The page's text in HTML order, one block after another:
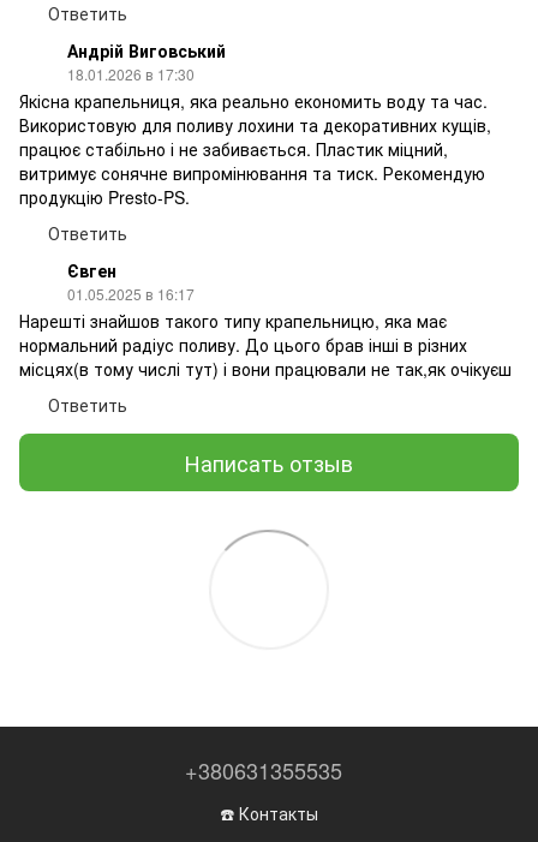
Ответить
Андрій Виговський
18.01.2026 в 17:30
Якісна крапельниця, яка реально економить воду та час.
Використовую для поливу лохини та декоративних кущів,
працює стабільно і не забивається. Пластик міцний,
витримує сонячне випромінювання та тиск. Рекомендую
продукцію Presto-PS.
Ответить
Євген
01.05.2025 в 16:17
Нарешті знайшов такого типу крапельницю, яка має
нормальний радіус поливу. До цього брав інші в різних
місцях(в тому числі тут) і вони працювали не так,як очікуєш
Ответить
Написать отзыв
+380631355535
☎️ Контакты